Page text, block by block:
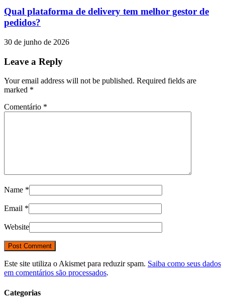
Qual plataforma de delivery tem melhor gestor de
pedidos?
30 de junho de 2026
Leave a Reply
Your email address will not be published. Required fields are
marked *
Comentário *
Name *
Email *
Website
Este site utiliza o Akismet para reduzir spam. Saiba como seus dados
em comentários são processados.
Categorias